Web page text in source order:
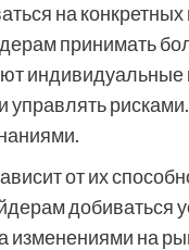
на
принимать
индивидуальные
управлять
от их
добиваться
изменениями на